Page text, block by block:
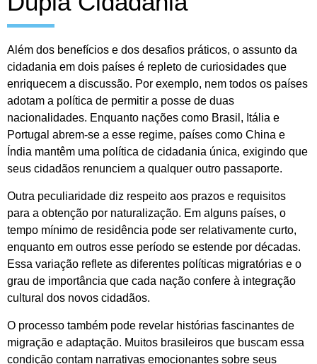
Além dos benefícios e dos desafios práticos, o assunto da
cidadania em dois países é repleto de curiosidades que
enriquecem a discussão. Por exemplo, nem todos os países
adotam a política de permitir a posse de duas
nacionalidades. Enquanto nações como Brasil, Itália e
Portugal abrem-se a esse regime, países como China e
Índia mantêm uma política de cidadania única, exigindo que
seus cidadãos renunciem a qualquer outro passaporte.
Outra peculiaridade diz respeito aos prazos e requisitos
para a obtenção por naturalização. Em alguns países, o
tempo mínimo de residência pode ser relativamente curto,
enquanto em outros esse período se estende por décadas.
Essa variação reflete as diferentes políticas migratórias e o
grau de importância que cada nação confere à integração
cultural dos novos cidadãos.
O processo também pode revelar histórias fascinantes de
migração e adaptação. Muitos brasileiros que buscam essa
condição contam narrativas emocionantes sobre seus